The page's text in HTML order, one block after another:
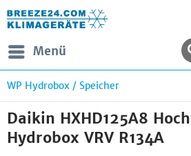
Menü
WP Hydrobox / Speicher
Daikin HXHD125A8
Hydrobox VRV R134A